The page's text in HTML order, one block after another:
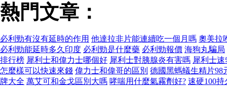
熱門文章：
必利勁有沒有延時的作用 他達拉非片能連續吃一個月嗎 奧美拉
必利勁能延時多久印度 必利勁是什麼藥 必利勁報價 海狗丸騙局
排行榜 犀利士和偉力士哪個好 犀利士對胰腺炎有害嗎 犀利士
怎麼樣可以快速來錢 偉力士和偉哥的區別 德國黑螞蟻生精片98
牌大全 萬艾可和金戈區別大嗎 哮喘用什麼氣霧劑好? 速硬100